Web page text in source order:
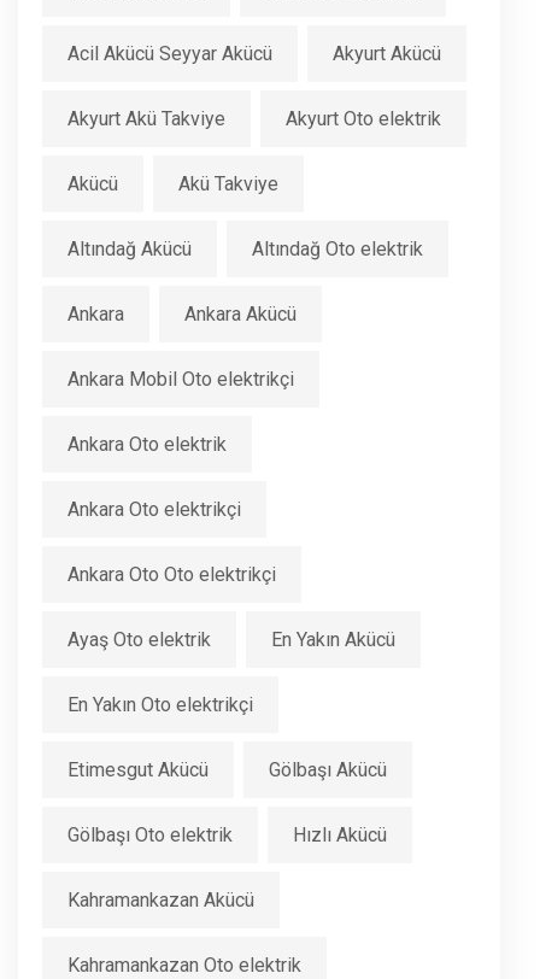
Acil Akücü Seyyar Akücü Akyurt Akücü
Akyurt Akü Takviye Akyurt Oto elektrik
Akücü Akü Takviye
Altındağ Akücü Altındağ Oto elektrik
Ankara Ankara Akücü
Ankara Mobil Oto elektrikçi
Ankara Oto elektrik
Ankara Oto elektrikçi
Ankara Oto Oto elektrikçi
Ayaş Oto elektrik En Yakın Akücü
En Yakın Oto elektrikçi
Etimesgut Akücü Gölbaşı Akücü
Gölbaşı Oto elektrik Hızlı Akücü
Kahramankazan Akücü
Kahramankazan Oto elektrik